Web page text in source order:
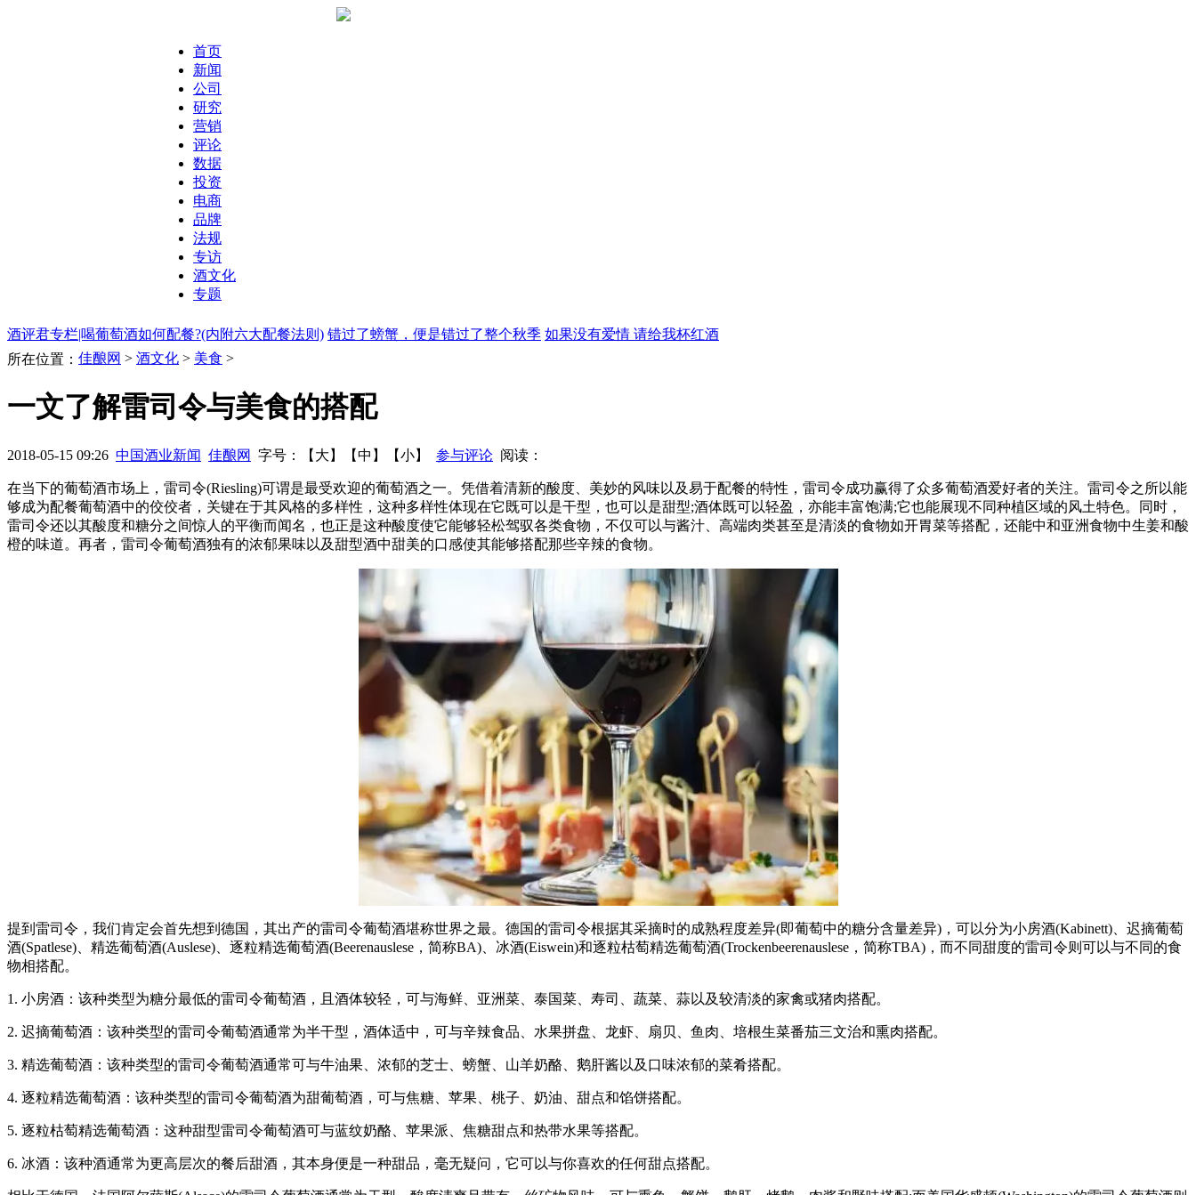
首页
新闻
公司
研究
营销
评论
数据
投资
电商
品牌
法规
专访
酒文化
专题
酒评君专栏|喝葡萄酒如何配餐?(内附六大配餐法则) 错过了螃蟹，便是错过了整个秋季 如果没有爱情 请给我杯红酒
所在位置： 佳酿网 > 酒文化 > 美食 >
一文了解雷司令与美食的搭配
2018-05-15 09:26 中国酒业新闻 佳酿网 字号：【 大 】【中 】【小】 参与评论 阅读：
在当下的葡萄酒市场上，雷司令(Riesling)可谓是最受欢迎的葡萄酒之一。凭借着清新的酸度、美妙的风味以及易于配餐的特性，雷司令成功赢得了众多葡萄酒爱好者的关注。雷司令之所以能
够成为配餐葡萄酒中的佼佼者，关键在于其风格的多样性，这种多样性体现在它既可以是干型，也可以是甜型;酒体既可以轻盈，亦能丰富饱满;它也能展现不同种植区域的风土特色。同时，
雷司令还以其酸度和糖分之间惊人的平衡而闻名，也正是这种酸度使它能够轻松驾驭各类食物，不仅可以与酱汁、高端肉类甚至是清淡的食物如开胃菜等搭配，还能中和亚洲食物中生姜和酸
橙的味道。再者，雷司令葡萄酒独有的浓郁果味以及甜型酒中甜美的口感使其能够搭配那些辛辣的食物。
提到雷司令，我们肯定会首先想到德国，其出产的雷司令葡萄酒堪称世界之最。德国的雷司令根据其采摘时的成熟程度差异(即葡萄中的糖分含量差异)，可以分为小房酒(Kabinett)、迟摘葡萄
酒(Spatlese)、精选葡萄酒(Auslese)、逐粒精选葡萄酒(Beerenauslese，简称BA)、冰酒(Eiswein)和逐粒枯萄精选葡萄酒(Trockenbeerenauslese，简称TBA)，而不同甜度的雷司令则可以与不同的食
物相搭配。
1. 小房酒：该种类型为糖分最低的雷司令葡萄酒，且酒体较轻，可与海鲜、亚洲菜、泰国菜、寿司、蔬菜、蒜以及较清淡的家禽或猪肉搭配。
2. 迟摘葡萄酒：该种类型的雷司令葡萄酒通常为半干型，酒体适中，可与辛辣食品、水果拼盘、龙虾、扇贝、鱼肉、培根生菜番茄三文治和熏肉搭配。
3. 精选葡萄酒：该种类型的雷司令葡萄酒通常可与牛油果、浓郁的芝士、螃蟹、山羊奶酪、鹅肝酱以及口味浓郁的菜肴搭配。
4. 逐粒精选葡萄酒：该种类型的雷司令葡萄酒为甜葡萄酒，可与焦糖、苹果、桃子、奶油、甜点和馅饼搭配。
5. 逐粒枯萄精选葡萄酒：这种甜型雷司令葡萄酒可与蓝纹奶酪、苹果派、焦糖甜点和热带水果等搭配。
6. 冰酒：该种酒通常为更高层次的餐后甜酒，其本身便是一种甜品，毫无疑问，它可以与你喜欢的任何甜点搭配。